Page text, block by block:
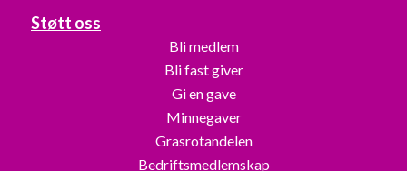
Støtt oss
Bli medlem
Bli fast giver
Gi en gave
Minnegaver
Grasrotandelen
Bedriftsmedlemskap